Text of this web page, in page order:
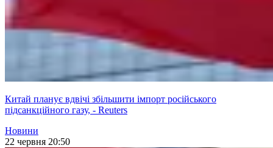
Китай планує вдвічі збільшити імпорт російського
підсанкційного газу, - Reuters
Новини
22 червня 20:50